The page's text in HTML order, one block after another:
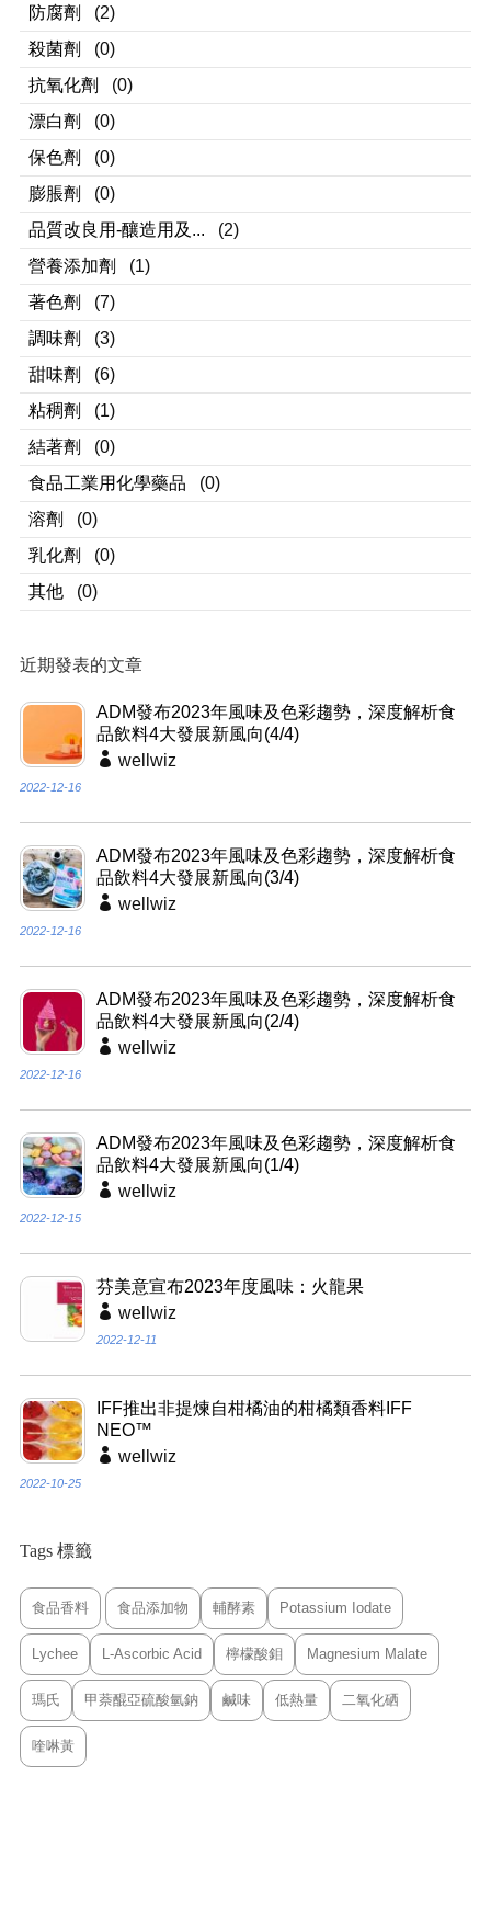
防腐劑
(2)
殺菌劑
(0)
抗氧化劑
(0)
漂白劑
(0)
保色劑
(0)
膨脹劑
(0)
品質改良用-釀造用及...
(2)
營養添加劑
(1)
著色劑
(7)
調味劑
(3)
甜味劑
(6)
粘稠劑
(1)
結著劑
(0)
食品工業用化學藥品
(0)
溶劑
(0)
乳化劑
(0)
其他
(0)
近期發表的文章
ADM發布2023年風味及色彩趨勢，深度解析食
品飲料4大發展新風向(4/4)
wellwiz
2022-12-16
ADM發布2023年風味及色彩趨勢，深度解析食
品飲料4大發展新風向(3/4)
wellwiz
2022-12-16
ADM發布2023年風味及色彩趨勢，深度解析食
品飲料4大發展新風向(2/4)
wellwiz
2022-12-16
ADM發布2023年風味及色彩趨勢，深度解析食
品飲料4大發展新風向(1/4)
wellwiz
2022-12-15
芬美意宣布2023年度風味：火龍果
wellwiz
2022-12-11
IFF推出非提煉自柑橘油的柑橘類香料IFF
NEO™
wellwiz
2022-10-25
Tags 標籤
食品香料 食品添加物 輔酵素 Potassium Iodate
Lychee L-Ascorbic Acid 檸檬酸鉬 Magnesium Malate
瑪氏 甲萘醌亞硫酸氫鈉 鹹味 低熱量 二氧化硒
喹啉黃